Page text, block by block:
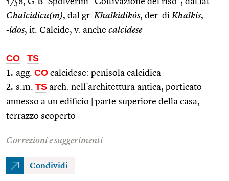
Chalcidicu(m), dal gr. Khalkidikós, der. di Khalkís,
-ídos, it. Calcide, v. anche calcidese
CO - TS
1. agg. CO calcidese: penisola calcidica
2. s.m. TS arch. nell'architettura antica, porticato
annesso a un edificio | parte superiore della casa,
terrazzo scoperto
Correzioni e suggerimenti
Condividi